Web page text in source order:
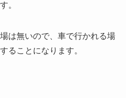
。
は無いので、車で行かれる場
ることになります。